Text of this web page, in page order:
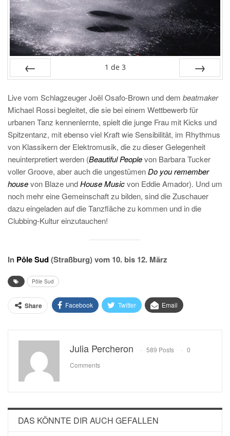
1 de 3
Live vom Schlagzeuger Joël Osafo-Brown und dem beatmaker
Michael Rossi begleitet, die sie bei einem Wettbewerb für
urbanen Tanz kennenlernte, spielt die junge Frau mit Kicks und
Spitzentanz, mit ebenso viel Kraft wie Sensibilität, im Rhythmus
von Klassikern der Elektromusik, die zu dieser Gelegenheit
neuinterpretiert werden (Beautiful Peoplevon Barbara Tucker
voller Groove, aber auch die ungestümenDo you remember
housevon Blaze undHouse Musicvon Eddie Amador). Und um
noch mehr eine Gemeinschaft zu bilden, sind die Zuschauer
dazu eingeladen auf die Tanzfläche zu kommen und in die
Clubbing-Kultur einzutauchen!
In Pôle Sud(Straßburg) vom 10. bis 12. März
Pôle Sud
Share Facebook Twitter Email
Julia Percheron 589 Posts
0
Comments
DAS KÖNNTE DIR AUCH GEFALLEN